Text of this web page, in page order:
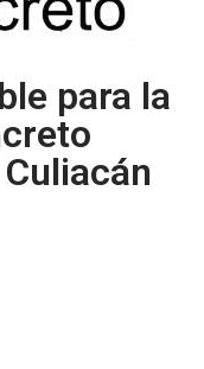
para la